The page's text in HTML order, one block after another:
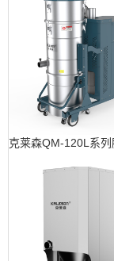
克莱森QM-120L系